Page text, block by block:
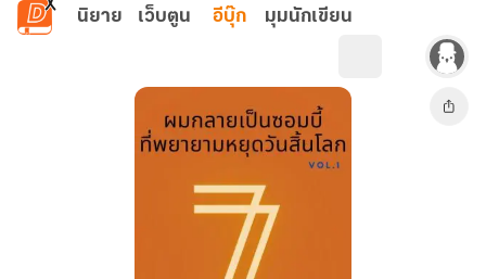
ข้ามไปยังเนื้อหาหลัก
นิยาย เว็บตูน อีบุ๊ก มุมนักเขียน